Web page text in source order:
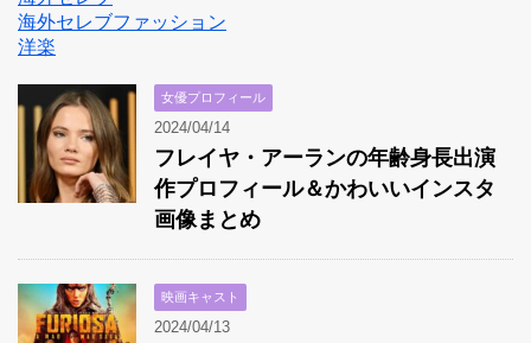
海外セレブファッション
洋楽
女優プロフィール
2024/04/14
フレイヤ・アーランの年齢身長出演
作プロフィール＆かわいいインスタ
画像まとめ
映画キャスト
2024/04/13